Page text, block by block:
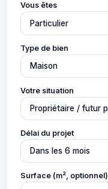
Vous êtes
Type de bien
Votre situation
Délai du projet
Surface (m², optionnel)